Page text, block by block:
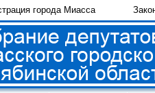
города Миасса